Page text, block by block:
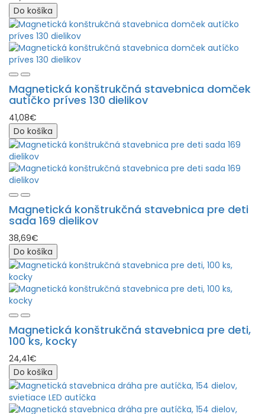
Do košíka
Magnetická konštrukčná stavebnica domček
autíčko príves 130 dielikov
41,08€
Do košíka
Magnetická konštrukčná stavebnica pre deti
sada 169 dielikov
38,69€
Do košíka
Magnetická konštrukčná stavebnica pre deti,
100 ks, kocky
24,41€
Do košíka